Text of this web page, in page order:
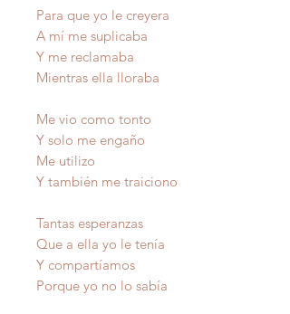
Para que yo le creyera
A mí me suplicaba
Y me reclamaba
Mientras ella lloraba
Me vio como tonto
Y solo me engaño
Me utilizo
Y también me traiciono
Tantas esperanzas
Que a ella yo le tenía
Y compartíamos
Porque yo no lo sabía